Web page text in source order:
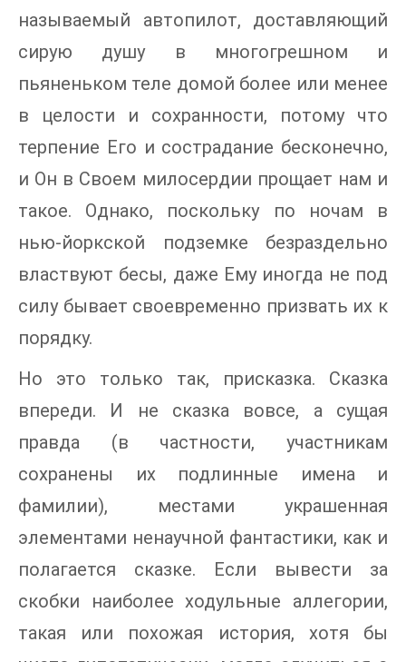
называемый автопилот, доставляющий
сирую душу в многогрешном и
пьяненьком теле домой более или менее
в целости и сохранности, потому что
терпение Его и сострадание бесконечно,
и Он в Своем милосердии прощает нам и
такое. Однако, поскольку по ночам в
нью-йоркской подземке безраздельно
властвуют бесы, даже Ему иногда не под
силу бывает своевременно призвать их к
порядку.
Но это только так, присказка. Сказка
впереди. И не сказка вовсе, а сущая
правда (в частности, участникам
сохранены их подлинные имена и
фамилии), местами украшенная
элементами ненаучной фантастики, как и
полагается сказке. Если вывести за
скобки наиболее ходульные аллегории,
такая или похожая история, хотя бы